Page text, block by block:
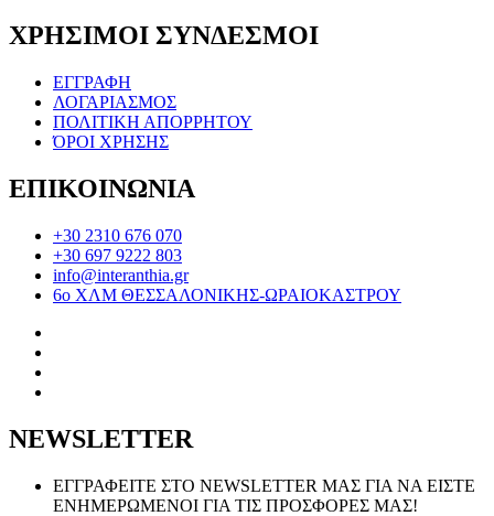
ΧΡΗΣΙΜΟΙ ΣΥΝΔΕΣΜΟΙ
ΕΓΓΡΑΦΗ
ΛΟΓΑΡΙΑΣΜΟΣ
ΠΟΛΙΤΙΚΗ ΑΠΟΡΡΗΤΟΥ
ΌΡΟΙ ΧΡΗΣΗΣ
ΕΠΙΚΟΙΝΩΝΙΑ
+30 2310 676 070
+30 697 9222 803
info@interanthia.gr
6ο ΧΛΜ ΘΕΣΣΑΛΟΝΙΚΗΣ-ΩΡΑΙΟΚΑΣΤΡΟΥ
NEWSLETTER
ΕΓΓΡΑΦΕΙΤΕ ΣΤΟ NEWSLETTER ΜΑΣ ΓΙΑ ΝΑ ΕΙΣΤΕ
ΕΝΗΜΕΡΩΜΕΝΟΙ ΓΙΑ ΤΙΣ ΠΡΟΣΦΟΡΕΣ ΜΑΣ!